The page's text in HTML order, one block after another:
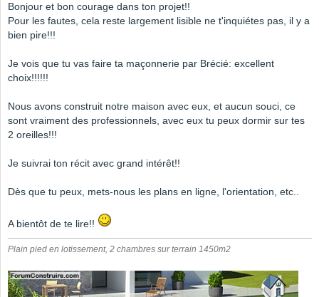
Bonjour et bon courage dans ton projet!!
Pour les fautes, cela reste largement lisible ne t'inquiétes pas, il y a
bien pire!!!
Je vois que tu vas faire ta maçonnerie par Brécié: excellent
choix!!!!!!
Nous avons construit notre maison avec eux, et aucun souci, ce
sont vraiment des professionnels, avec eux tu peux dormir sur tes
2 oreilles!!!
Je suivrai ton récit avec grand intérêt!!
Dès que tu peux, mets-nous les plans en ligne, l'orientation, etc..
A bientôt de te lire!!
Plain pied en lotissement, 2 chambres sur terrain 1450m2